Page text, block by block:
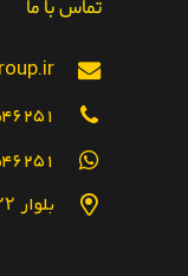
تماس با ما
بلوار ۲۲ بهمن ، کوچه مسجد اعظم بن بست ششم